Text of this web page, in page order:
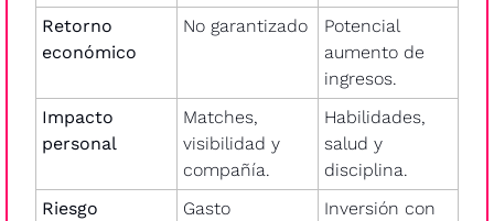
Retorno
económico
Potencial
aumento de
ingresos.
Impacto
personal
Matches,
visibilidad y
compañía.
Habilidades,
salud y
disciplina.
Riesgo
Gasto
Inversión con